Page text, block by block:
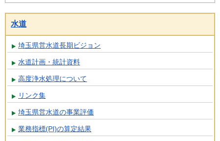
水道
埼玉県営水道長期ビジョン
水道計画・統計資料
高度浄水処理について
リンク集
埼玉県営水道の事業評価
業務指標(PI)の算定結果